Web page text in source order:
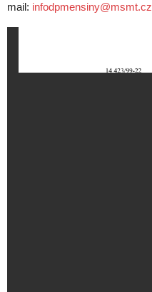
mail: infodpmensiny@msmt.cz